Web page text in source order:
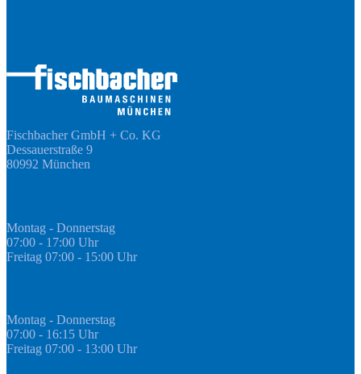
Fischbacher GmbH + Co. KG
Dessauerstraße 9
80992 München
Montag - Donnerstag
07:00 - 17:00 Uhr
Freitag 07:00 - 15:00 Uhr
Montag - Donnerstag
07:00 - 16:15 Uhr
Freitag 07:00 - 13:00 Uhr